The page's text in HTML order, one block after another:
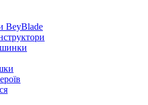
BeyBlade